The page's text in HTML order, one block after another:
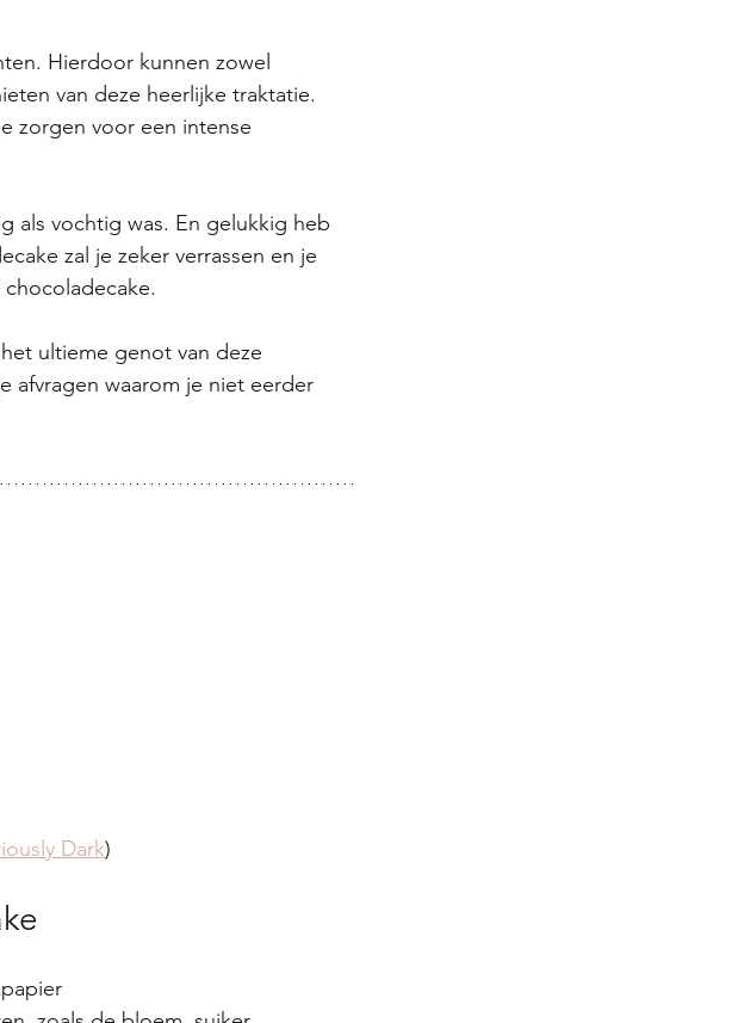
Hierdoor kunnen zowel
van deze heerlijke traktatie.
zorgen voor een intense
als vochtig was. En gelukkig heb
zal je zeker verrassen en je
ultieme genot van deze
afvragen waarom je niet eerder
Dark)